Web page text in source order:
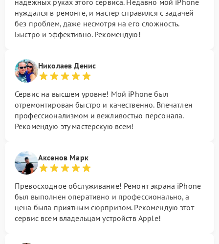
надежных руках этого сервиса. Недавно мой iPhone
нуждался в ремонте, и мастер справился с задачей
без проблем, даже несмотря на его сложность.
Быстро и эффективно. Рекомендую!
Николаев Денис
Сервис на высшем уровне! Мой iPhone был
отремонтирован быстро и качественно. Впечатлен
профессионализмом и вежливостью персонала.
Рекомендую эту мастерскую всем!
Аксенов Марк
Превосходное обслуживание! Ремонт экрана iPhone
был выполнен оперативно и профессионально, а
цена была приятным сюрпризом. Рекомендую этот
сервис всем владельцам устройств Apple!